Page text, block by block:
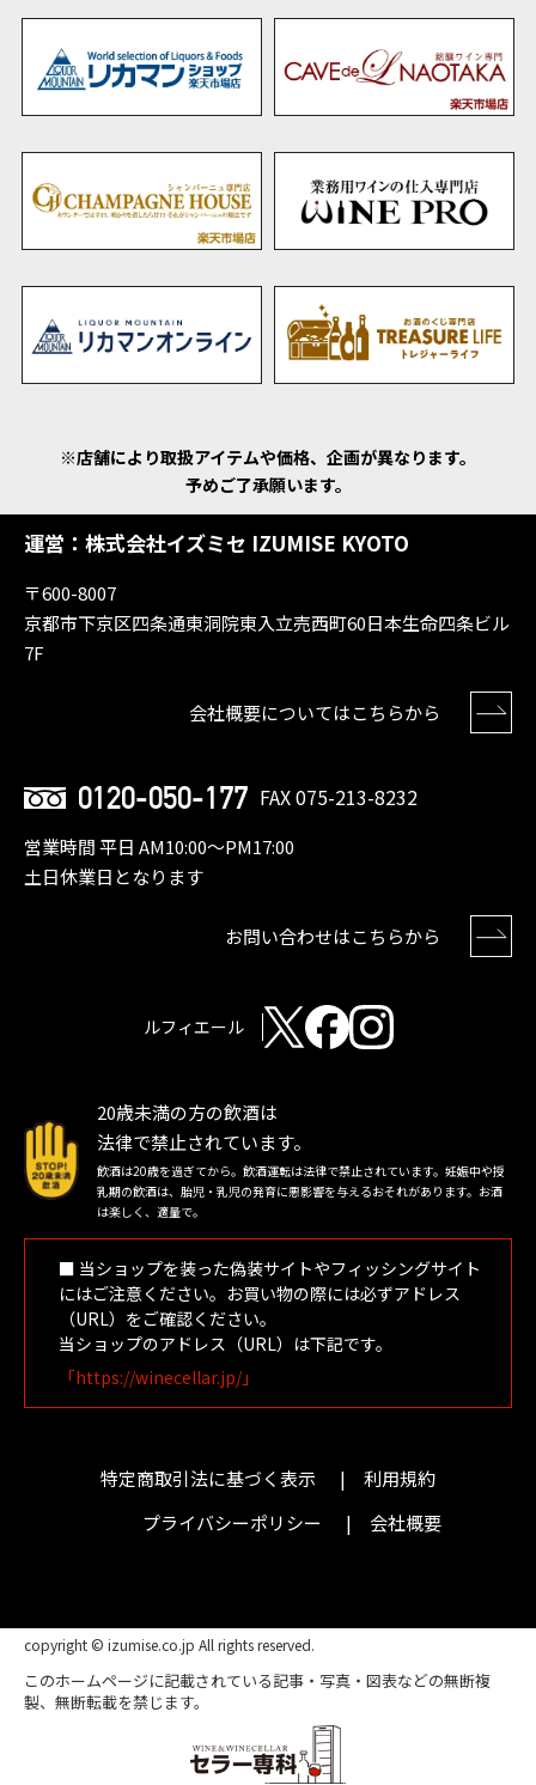
※店舗により取扱アイテムや価格、企画が異なります。
予めご了承願います。
運営：株式会社イズミセ IZUMISE KYOTO
〒600-8007
京都市下京区四条通東洞院東入立売西町60日本生命四条ビル
7F
会社概要についてはこちらから
0120-050-177 FAX 075-213-8232
営業時間 平日 AM10:00〜PM17:00
土日休業日となります
お問い合わせはこちらから
ルフィエール
20歳未満の方の飲酒は
法律で禁止されています。
飲酒は20歳を過ぎてから。飲酒運転は法律で禁止されています。妊娠中や授
乳期の飲酒は、胎児・乳児の発育に悪影響を与えるおそれがあります。お酒
は楽しく、適量で。
■ 当ショップを装った偽装サイトやフィッシングサイト
にはご注意ください。お買い物の際には必ずアドレス
（URL）をご確認ください。
当ショップのアドレス（URL）は下記です。
「https://winecellar.jp/」
特定商取引法に基づく表示
利用規約
プライバシーポリシー
会社概要
copyright © izumise.co.jp All rights reserved.
このホームページに記載されている記事・写真・図表などの無断複
製、無断転載を禁じます。